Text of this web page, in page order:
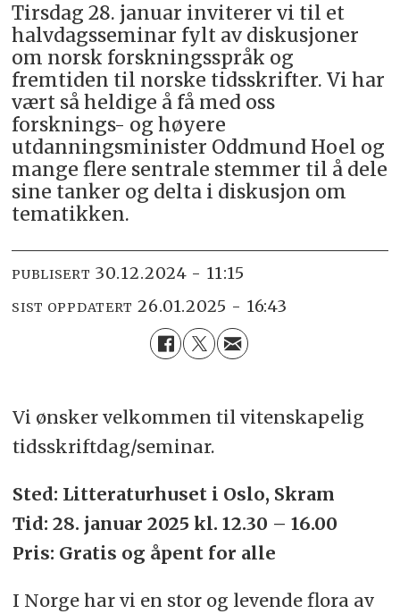
Tirsdag 28. januar inviterer vi til et
halvdagsseminar fylt av diskusjoner
om norsk forskningsspråk og
fremtiden til norske tidsskrifter. Vi har
vært så heldige å få med oss
forsknings- og høyere
utdanningsminister Oddmund Hoel og
mange flere sentrale stemmer til å dele
sine tanker og delta i diskusjon om
tematikken.
PUBLISERT 30.12.2024 - 11:15
SIST OPPDATERT 26.01.2025 - 16:43
Vi ønsker velkommen til vitenskapelig
tidsskriftdag/seminar.
Sted: Litteraturhuset i Oslo, Skram
Tid: 28. januar 2025 kl. 12.30 – 16.00
Pris: Gratis og åpent for alle
I Norge har vi en stor og levende flora av